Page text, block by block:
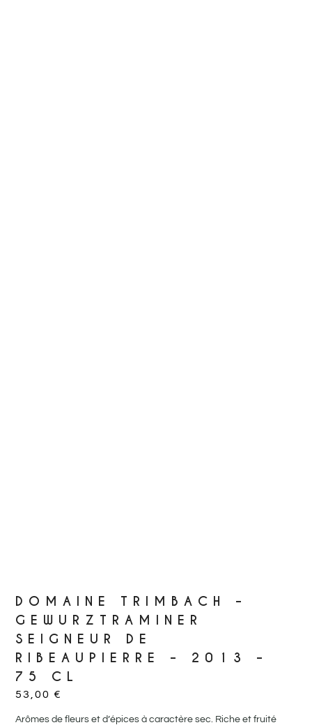
DOMAINE TRIMBACH –
GEWURZTRAMINER
SEIGNEUR DE
RIBEAUPIERRE – 2013 –
75 CL
53,00€
Arômes de fleurs et d’épices à caractère sec. Riche et fruité